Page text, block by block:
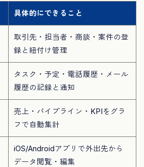
具体的にできること
取引先・担当者・商談・案件の登
録と紐付け管理
タスク・予定・電話履歴・メール
履歴の記録と通知
売上・パイプライン・KPIをグラ
フで自動集計
iOS/Androidアプリで外出先から
データ閲覧・編集